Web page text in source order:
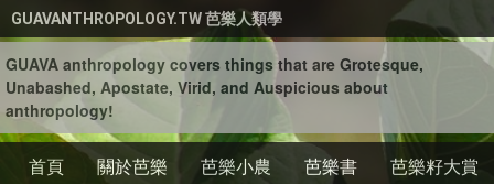
移至主內容
GUAVANTHROPOLOGY.TW 芭樂人類學
GUAVA anthropology covers things that are Grotesque,
Unabashed, Apostate, Virid, and Auspicious about
anthropology!
首頁 關於芭樂 芭樂小農 芭樂書
芭樂籽大賞